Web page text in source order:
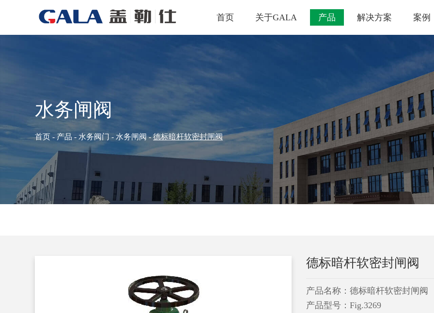
首页 关于GALA 产品 解决方案 案例
水务闸阀
首页 - 产品 - 水务阀门 - 水务闸阀-德标暗杆软密封闸阀
德标暗杆软密封闸阀
产品名称：德标暗杆软密封闸阀
产品型号：Fig.3269